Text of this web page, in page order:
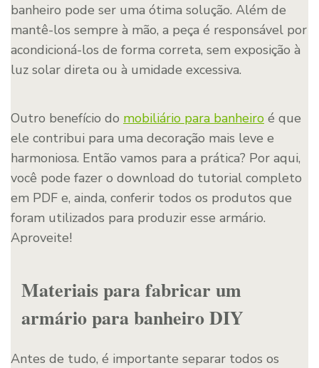
banheiro pode ser uma ótima solução. Além de
mantê-los sempre à mão, a peça é responsável por
acondicioná-los de forma correta, sem exposição à
luz solar direta ou à umidade excessiva.
Outro benefício do mobiliário para banheiro é que
ele contribui para uma decoração mais leve e
harmoniosa. Então vamos para a prática? Por aqui,
você pode fazer o download do tutorial completo
em PDF e, ainda, conferir todos os produtos que
foram utilizados para produzir esse armário.
Aproveite!
Materiais para fabricar um
armário para banheiro DIY
Antes de tudo, é importante separar todos os